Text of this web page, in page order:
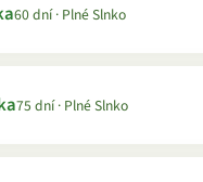
60 dní · Plné Slnko
75 dní · Plné Slnko